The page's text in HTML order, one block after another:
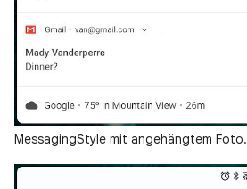
MessagingStyle mit angehängtem Foto.